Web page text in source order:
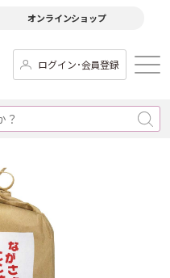
オンラインショップ
ログイン･会員登録